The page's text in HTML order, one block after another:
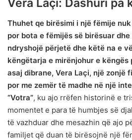
Vera Laçi: Dashuri pa
Thuhet qe birësimi i një fëmije
por bota e fëmijës së birësuar
ndryshojë përjetë dhe këtë na e
këngëtarja e mirënjohur e
asaj dibrane, Vera Laçi, një zonjë
por me zemër të madhe në një
“Votra”, ku ajo rrëfen historinë e
momentet e para të humbjes së
të vazhduar dhe mesazhin që ajo
familjet që duan të birësojnë një